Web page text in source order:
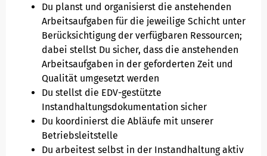
Du planst und organisierst die anstehenden
Arbeitsaufgaben für die jeweilige Schicht unter
Berücksichtigung der verfügbaren Ressourcen;
dabei stellst Du sicher, dass die anstehenden
Arbeitsaufgaben in der geforderten Zeit und
Qualität umgesetzt werden
Du stellst die EDV-gestützte
Instandhaltungsdokumentation sicher
Du koordinierst die Abläufe mit unserer
Betriebsleitstelle
Du arbeitest selbst in der Instandhaltung aktiv